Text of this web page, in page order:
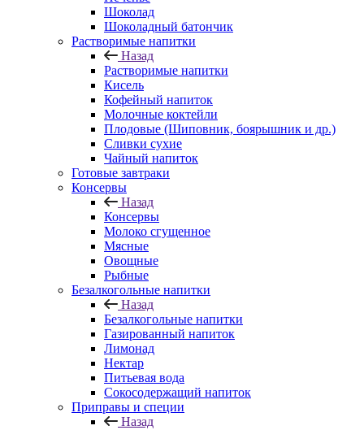
Шоколад
Шоколадный батончик
Растворимые напитки
Назад
Растворимые напитки
Кисель
Кофейный напиток
Молочные коктейли
Плодовые (Шиповник, боярышник и др.)
Сливки сухие
Чайный напиток
Готовые завтраки
Консервы
Назад
Консервы
Молоко сгущенное
Мясные
Овощные
Рыбные
Безалкогольные напитки
Назад
Безалкогольные напитки
Газированный напиток
Лимонад
Нектар
Питьевая вода
Сокосодержащий напиток
Приправы и специи
Назад